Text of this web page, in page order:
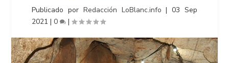
Publicado por Redacción LoBlanc.info | 03 Sep
2021 |0 |